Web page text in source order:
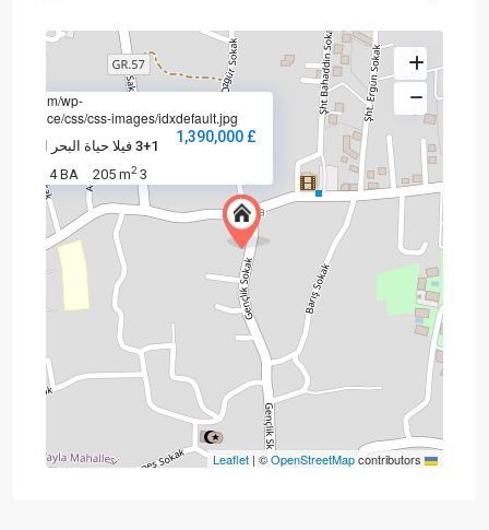
wp-
css/css-images/idxdefault.jpg
3+1 فيلا حياة البحر الأبيض الم
£ 1,390,000
3 BD
4 BA 205 m2
| ©OpenStreetMapcontributors